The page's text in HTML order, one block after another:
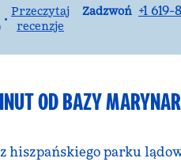
•
Przeczytaj
recenzje
Zadzwoń
Rozmowa+1 619-
OD BAZY
hiszpańskiego parku